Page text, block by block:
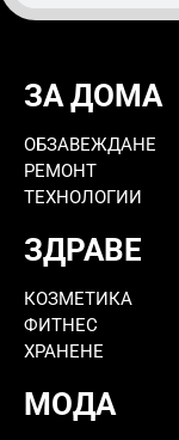
ЗА ДОМА
ОБЗАВЕЖДАНЕ
РЕМОНТ
ТЕХНОЛОГИИ
ЗДРАВЕ
КОЗМЕТИКА
ФИТНЕС
ХРАНЕНЕ
МОДА